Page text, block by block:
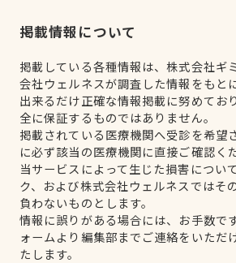
掲載情報について
掲載している各種情報は、株式会社ギ
会社ウェルネスが調査した情報をもと
出来るだけ正確な情報掲載に努めてお
全に保証するものではありません。
掲載されている医療機関へ受診を希望
に必ず該当の医療機関に直接ご確認く
当サービスによって生じた損害につい
ク、および株式会社ウェルネスではそ
負わないものとします。
情報に誤りがある場合には、お手数で
ォームより編集部までご連絡をいただ
たします。